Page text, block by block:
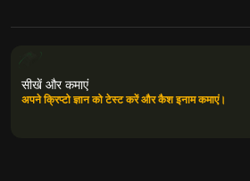
सीखें और कमाएं
अपने क्रिप्टो ज्ञान को टेस्ट करें और कैश इनाम कमाएं।